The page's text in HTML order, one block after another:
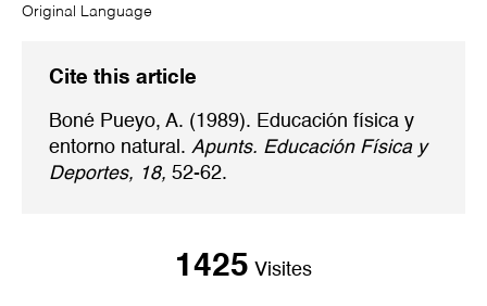
Original Language
Cite this article
Boné Pueyo, A. (1989). Educación física y
entorno natural. Apunts. Educación Física y
Deportes, 18, 52-62.
1425 Visites